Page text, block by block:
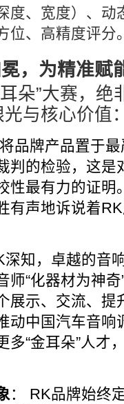
度、宽度）、动
位、高精度评分
，为精准赋
朵”大赛，绝
与核心价值
品牌产品置于
判的检验，这是
性最有力的证明
有声地诉说着
深知，卓越的音
“化器材为神奇
展示、交流、提
动中国汽车音响
多“金耳朵”人才
： RK品牌始终